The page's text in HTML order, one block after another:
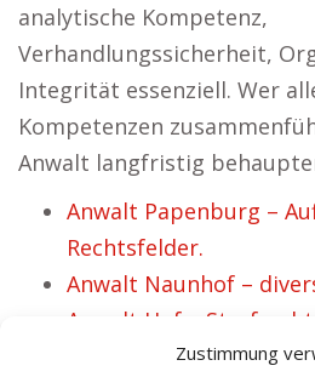
Zustimmung
analytische Kompetenz,
Verhandlungssicherheit,
Integrität essenziell. Wer
Kompetenzen
Anwalt langfristig
Anwalt Papenburg –
Rechtsfelder.
Anwalt Naunhof –
Anwalt Hof – Strafrecht